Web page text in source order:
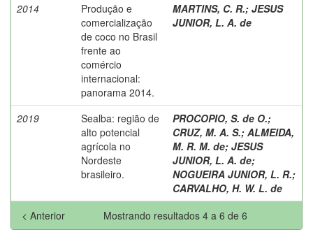
2014
Produção e
comercialização
de coco no Brasil
frente ao
comércio
internacional:
panorama 2014.
MARTINS, C. R.; JESUS
JUNIOR, L. A. de
2019
Sealba: região de
alto potencial
agrícola no
Nordeste
brasileiro.
PROCOPIO, S. de O.;
CRUZ, M. A. S.; ALMEIDA,
M. R. M. de; JESUS
JUNIOR, L. A. de;
NOGUEIRA JUNIOR, L. R.;
CARVALHO, H. W. L. de
Mostrando resultados 4 a 6 de 6
< Anterior